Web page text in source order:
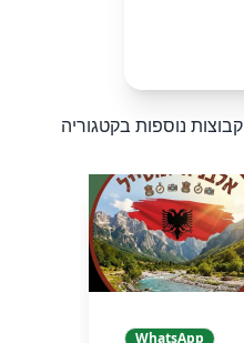
קבוצות נוספות בקטגוריה
WhatsApp